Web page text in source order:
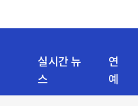
실시간 뉴
스
연
예